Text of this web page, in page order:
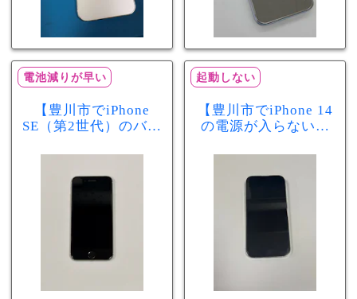
電池減りが早い
【豊川市でiPhone
SE（第2世代）のバッ
スマ豊川店】電池の
減りが早い症状も当
起動しない
【豊川市でiPhone 14
の電源が入らない修
店】バッテリー交換
で復旧するケースも
あります！